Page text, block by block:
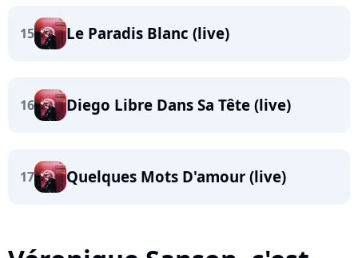
15 Le Paradis Blanc (live)
16 Diego Libre Dans Sa Tête (live)
17 Quelques Mots D'amour (live)